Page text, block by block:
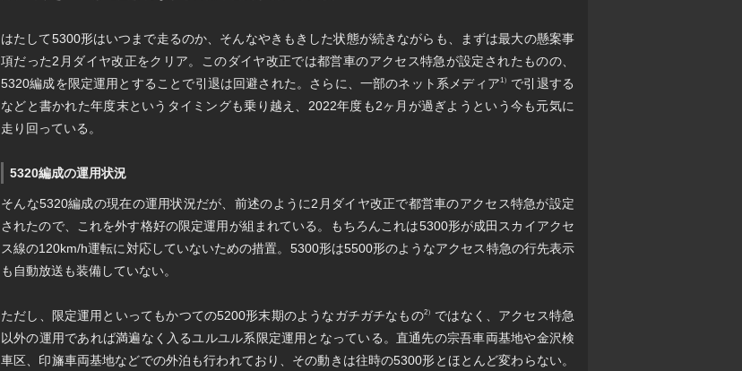
はたして5300形はいつまで走るのか、そんなやきもきした状態が続きながらも、まずは最大の懸案事
項だった2月ダイヤ改正をクリア。このダイヤ改正では都営車のアクセス特急が設定されたものの、
5320編成を限定運用とすることで引退は回避された。さらに、一部のネット系メディア1） で引退する
などと書かれた年度末というタイミングも乗り越え、2022年度も2ヶ月が過ぎようという今も元気に
走り回っている。
5320編成の運用状況
そんな5320編成の現在の運用状況だが、前述のように2月ダイヤ改正で都営車のアクセス特急が設定
されたので、これを外す格好の限定運用が組まれている。もちろんこれは5300形が成田スカイアクセ
ス線の120km/h運転に対応していないための措置。5300形は5500形のようなアクセス特急の行先表示
も自動放送も装備していない。
ただし、限定運用といってもかつての5200形末期のようなガチガチなもの2） ではなく、アクセス特急
以外の運用であれば満遍なく入るユルユル系限定運用となっている。直通先の宗吾車両基地や金沢検
車区、印旛車両基地などでの外泊も行われており、その動きは往時の5300形とほとんど変わらない。